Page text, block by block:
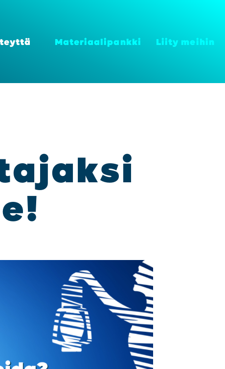
Mate­ri­aa­li­pank­ki Lii­ty mei­hin